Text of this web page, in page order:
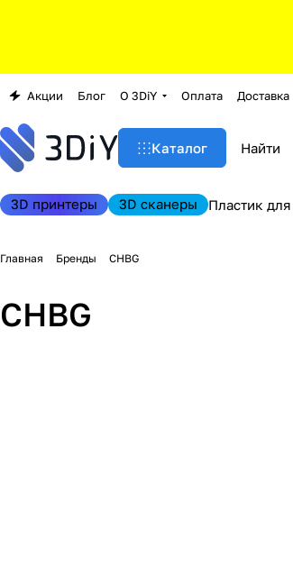
Акции Блог О 3DiY Оплата Доставка
Каталог
3D принтеры 3D сканеры Пластик
Главная Бренды CHBG
CHBG